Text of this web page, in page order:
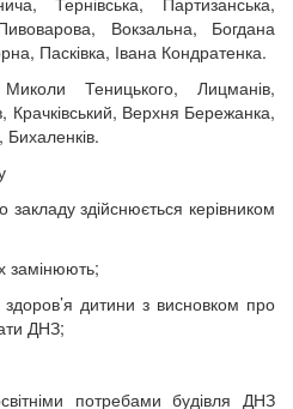
Вокзальна, Богдана
Пасківка, Івана Кондратенка.
Теницького, Лицманів,
Крачківський, Верхня Бережанка,
здійснюється керівником
замінюють;
дитини з висновком про
ДНЗ;
потребами будівля ДНЗ